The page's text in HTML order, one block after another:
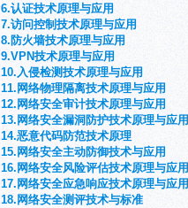
6.认证技术原理与应用
7.访问控制技术原理与应用
8.防火墙技术原理与应用
9.VPN技术原理与应用
10.入侵检测技术原理与应用
11.网络物理隔离技术原理与应用
12.网络安全审计技术原理与应用
13.网络安全漏洞防护技术原理与应用
14.恶意代码防范技术原理
15.网络安全主动防御技术与应用
16.网络安全风险评估技术原理与应用
17.网络安全应急响应技术原理与应用
18.网络安全测评技术与标准